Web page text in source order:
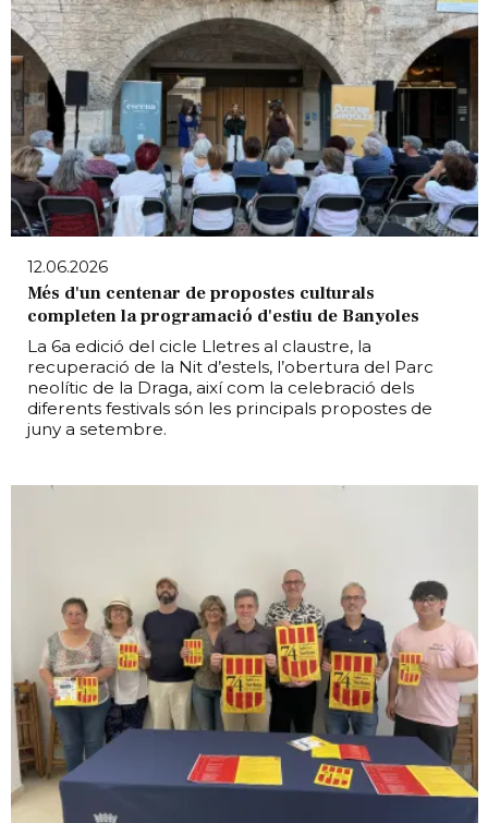
12.06.2026
Més d'un centenar de propostes culturals
completen la programació d'estiu de Banyoles
La 6a edició del cicle Lletres al claustre, la
recuperació de la Nit d’estels, l’obertura del Parc
neolític de la Draga, així com la celebració dels
diferents festivals són les principals propostes de
juny a setembre.